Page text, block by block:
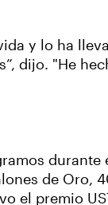
y lo ha
dijo. "He
durante
de Oro,
el premio